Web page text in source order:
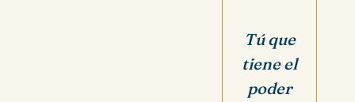
Tú que
tiene el
poder